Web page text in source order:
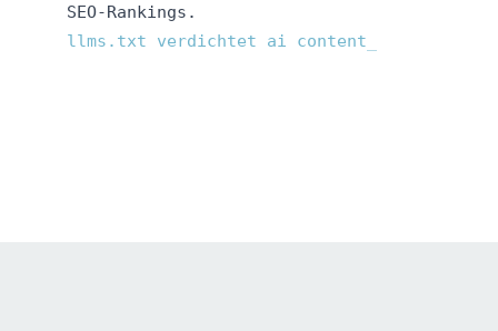
SEO‑Rankings.
llms.txt verdichtet ai content